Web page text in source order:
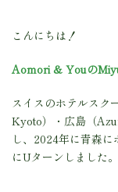
こんにちは！
Aomori & Youの
スイスのホテルスク
Kyoto）・広島（
し、2024年に青森
にUターンしました。